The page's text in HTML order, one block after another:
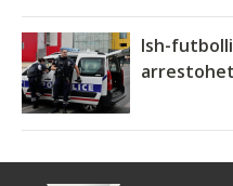
Ish-